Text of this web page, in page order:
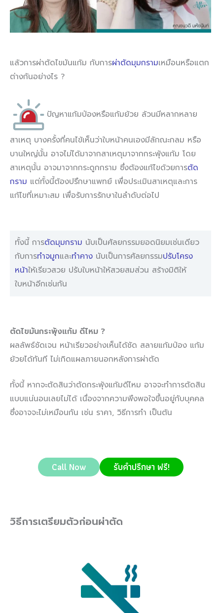
แล้วการผ่าตัดไขมันแก้ม กับการผ่าตัดมุมกรามเหมือนหรือแตก
ต่างกันอย่างไร ?
ปัญหาแก้มป่องหรือแก้มย้วย ล้วนมีหลากหลาย
สาเหตุ บางครั้งที่คนไข้เห็นว่าใบหน้าคนเองมีลักณะกลม หรือ
บานใหญ่นั้น อาจไม่ได้มาจากสาเหตุมาจากกระพุ้งแก้ม โดย
สาเหตุนั้น อาจมาจากกระดูกกราม ซึ่งต้องแก้ไขด้วยการตัด
กราม แต่ทั้งนี้ต้องปรึกษาแพทย์ เพื่อประเมินสาเหตุและการ
แก้ไขที่เหมาะสม เพื่อรับการรักษาในลำดับต่อไป
ทั้งนี้ การตัดมุมกราม นับเป็นศัลยกรรมยอดนิยมเช่นเดียว
กับการทำจมูกและทำคาง นับเป็นการศัลยกรรมปรับโครง
หน้าให้เรียวสวย ปรับใบหน้าให้สวยสมส่วน สร้างมิติให้
ใบหน้าอีกเช่นกัน
ตัดไขมันกระพุ้งแก้ม ดีไหม ?
ผลลัพธ์ชัดเจน หน้าเรียวอย่างเห็นได้ชัด สลายแก้มป่อง แก้ม
ย้วยได้ทันที ไม่เกิดแผลภายนอกหลังการผ่าตัด
ทั้งนี้ หากจะตัดสินว่าตัดกระพุ้งแก้มดีไหม อาจจะทำการตัดสิน
แบบแน่นอนเลยไม่ได้ เนื่องจากความพึงพอใจขึ้นอยู่กับบุคคล
ซึ่งอาจจะไม่เหมือนกัน เช่น ราคา, วิธีการทำ เป็นต้น
Call Now รับคำปรึกษา ฟรี!
วิธีการเตรียมตัวก่อนผ่าตัด